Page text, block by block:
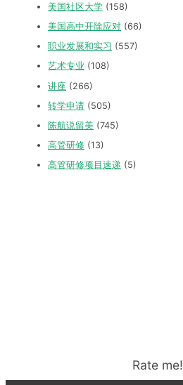
美国社区大学 (158)
美国高中开除应对 (66)
职业发展和实习 (557)
艺术专业 (108)
讲座 (266)
转学申请 (505)
陈航说留美 (745)
高管研修 (13)
高管研修项目速递 (5)
Rate me!